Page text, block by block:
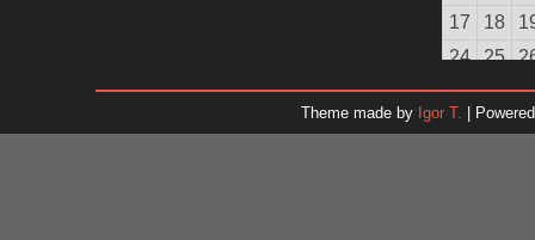
17
18
24
25
31
Theme made by Igor T. |